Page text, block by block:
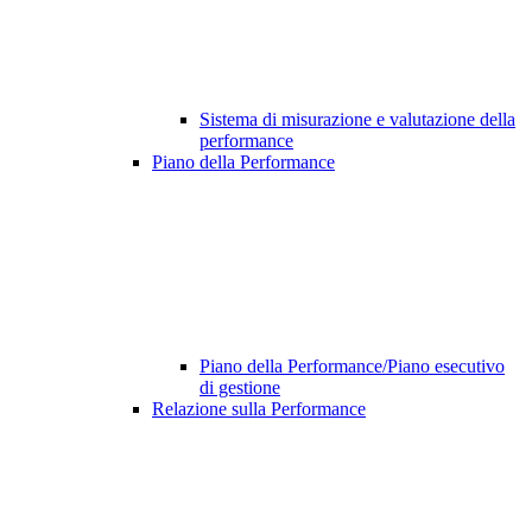
Sistema di misurazione e valutazione della
performance
Piano della Performance
Piano della Performance/Piano esecutivo
di gestione
Relazione sulla Performance